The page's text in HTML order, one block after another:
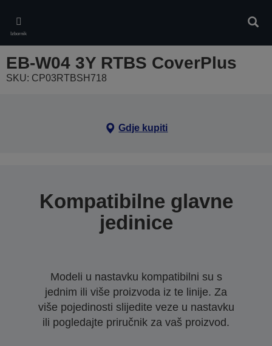
main
content
Izbornik
EB-W04 3Y RTBS CoverPlus
SKU: CP03RTBSH718
Gdje kupiti
Kompatibilne glavne
jedinice
Modeli u nastavku kompatibilni su s
jednim ili više proizvoda iz te linije. Za
više pojedinosti slijedite veze u nastavku
ili pogledajte priručnik za vaš proizvod.